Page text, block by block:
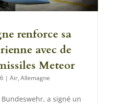
renforce sa
avec de
Meteor
|Air,Allemagne
Bundeswehr, a signé un